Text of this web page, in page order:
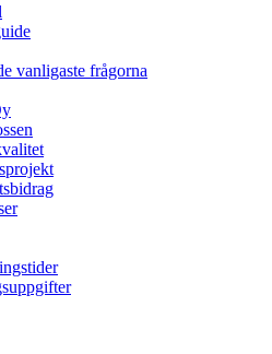
vanligaste frågorna